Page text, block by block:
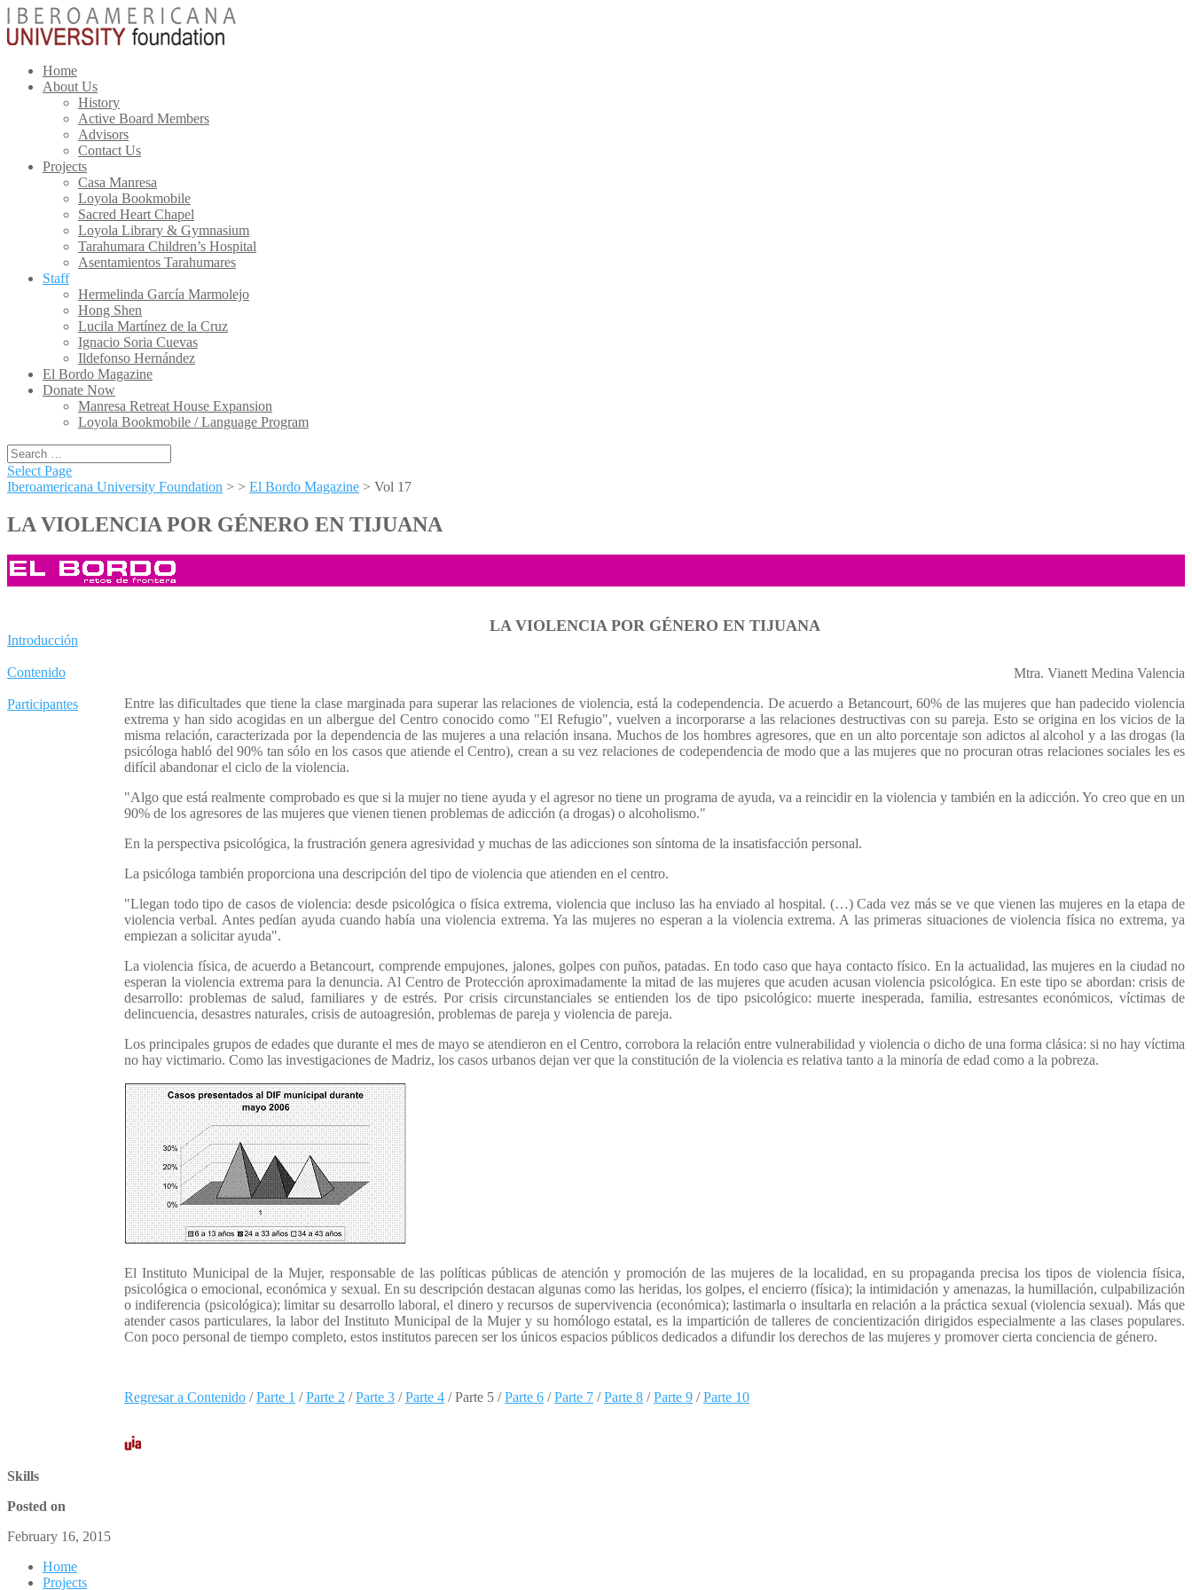
Home
About Us
History
Active Board Members
Advisors
Contact Us
Projects
Casa Manresa
Loyola Bookmobile
Sacred Heart Chapel
Loyola Library & Gymnasium
Tarahumara Children’s Hospital
Asentamientos Tarahumares
Staff
Hermelinda García Marmolejo
Hong Shen
Lucila Martínez de la Cruz
Ignacio Soria Cuevas
Ildefonso Hernández
El Bordo Magazine
Donate Now
Manresa Retreat House Expansion
Loyola Bookmobile / Language Program
Select Page
Iberoamericana University Foundation > > El Bordo Magazine > Vol 17
LA VIOLENCIA POR GÉNERO EN TIJUANA
Introducción
Contenido
Participantes
LA VIOLENCIA POR GÉNERO EN TIJUANA
Mtra. Vianett Medina Valencia
Entre las dificultades que tiene la clase marginada para superar las relaciones de violencia, está la codependencia. De acuerdo a Betancourt, 60% de las mujeres que han padecido violencia
extrema y han sido acogidas en un albergue del Centro conocido como "El Refugio", vuelven a incorporarse a las relaciones destructivas con su pareja. Esto se origina en los vicios de la
misma relación, caracterizada por la dependencia de las mujeres a una relación insana. Muchos de los hombres agresores, que en un alto porcentaje son adictos al alcohol y a las drogas (la
psicóloga habló del 90% tan sólo en los casos que atiende el Centro), crean a su vez relaciones de codependencia de modo que a las mujeres que no procuran otras relaciones sociales les es
difícil abandonar el ciclo de la violencia.
"Algo que está realmente comprobado es que si la mujer no tiene ayuda y el agresor no tiene un programa de ayuda, va a reincidir en la violencia y también en la adicción. Yo creo que en un
90% de los agresores de las mujeres que vienen tienen problemas de adicción (a drogas) o alcoholismo."
En la perspectiva psicológica, la frustración genera agresividad y muchas de las adicciones son síntoma de la insatisfacción personal.
La psicóloga también proporciona una descripción del tipo de violencia que atienden en el centro.
"Llegan todo tipo de casos de violencia: desde psicológica o física extrema, violencia que incluso las ha enviado al hospital. (…) Cada vez más se ve que vienen las mujeres en la etapa de
violencia verbal. Antes pedían ayuda cuando había una violencia extrema. Ya las mujeres no esperan a la violencia extrema. A las primeras situaciones de violencia física no extrema, ya
empiezan a solicitar ayuda".
La violencia física, de acuerdo a Betancourt, comprende empujones, jalones, golpes con puños, patadas. En todo caso que haya contacto físico. En la actualidad, las mujeres en la ciudad no
esperan la violencia extrema para la denuncia. Al Centro de Protección aproximadamente la mitad de las mujeres que acuden acusan violencia psicológica. En este tipo se abordan: crisis de
desarrollo: problemas de salud, familiares y de estrés. Por crisis circunstanciales se entienden los de tipo psicológico: muerte inesperada, familia, estresantes económicos, víctimas de
delincuencia, desastres naturales, crisis de autoagresión, problemas de pareja y violencia de pareja.
Los principales grupos de edades que durante el mes de mayo se atendieron en el Centro, corrobora la relación entre vulnerabilidad y violencia o dicho de una forma clásica: si no hay víctima
no hay victimario. Como las investigaciones de Madriz, los casos urbanos dejan ver que la constitución de la violencia es relativa tanto a la minoría de edad como a la pobreza.
El Instituto Municipal de la Mujer, responsable de las políticas públicas de atención y promoción de las mujeres de la localidad, en su propaganda precisa los tipos de violencia física,
psicológica o emocional, económica y sexual. En su descripción destacan algunas como las heridas, los golpes, el encierro (física); la intimidación y amenazas, la humillación, culpabilización
o indiferencia (psicológica); limitar su desarrollo laboral, el dinero y recursos de supervivencia (económica); lastimarla o insultarla en relación a la práctica sexual (violencia sexual). Más que
atender casos particulares, la labor del Instituto Municipal de la Mujer y su homólogo estatal, es la impartición de talleres de concientización dirigidos especialmente a las clases populares.
Con poco personal de tiempo completo, estos institutos parecen ser los únicos espacios públicos dedicados a difundir los derechos de las mujeres y promover cierta conciencia de género.
Regresar a Contenido /Parte 1 /Parte 2 /Parte 3 /Parte 4 / Parte 5 /Parte 6 /Parte 7 /Parte 8 /Parte 9 /Parte 10
Skills
Posted on
February 16, 2015
Home
Projects